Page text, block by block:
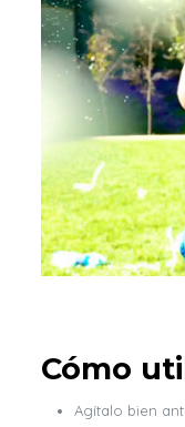
Cómo
Agítalo bien